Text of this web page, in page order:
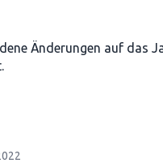
Änderungen auf das